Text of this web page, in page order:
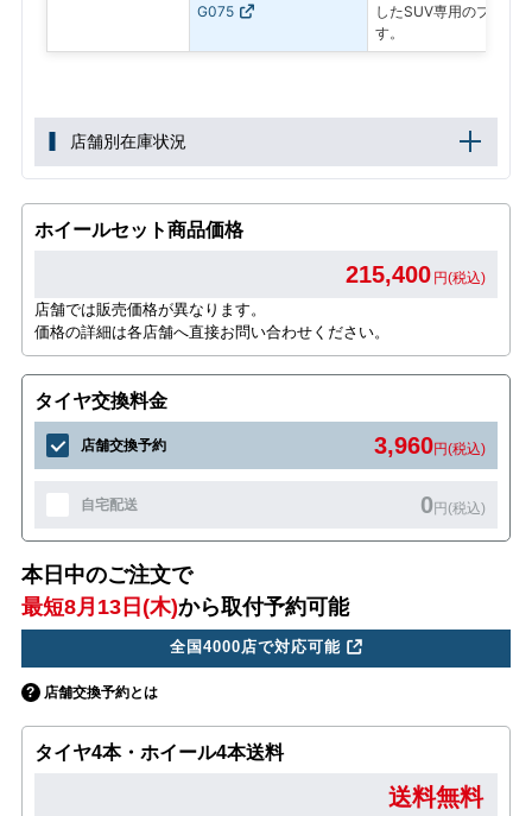
G075
したSUV専用のプレミ
す。
店舗別在庫状況
ホイールセット商品価格
215,400 円(税込)
店舗では販売価格が異なります。
価格の詳細は各店舗へ直接お問い合わせください。
タイヤ交換料金
店舗交換予約 3,960円(税込)
自宅配送 0円(税込)
本日中のご注文で
最短8月13日(木)から取付予約可能
全国4000店で対応可能
店舗交換予約とは
タイヤ4本・ホイール4本送料
送料無料